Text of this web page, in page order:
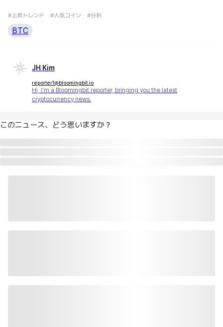
#上昇トレンド #人気コイン #分析
BTC
JH Kim
reporter1@bloomingbit.io
Hi, I'm a Bloomingbit reporter, bringing you the latest
cryptocurrency news.
このニュース、どう思いますか？